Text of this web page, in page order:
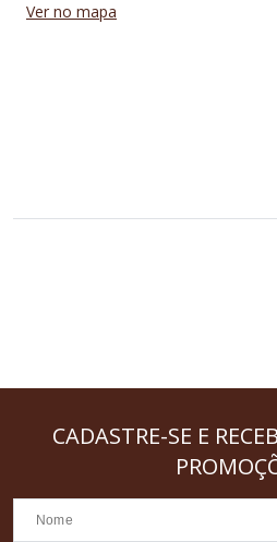
Ver no mapa
CADASTRE-SE E